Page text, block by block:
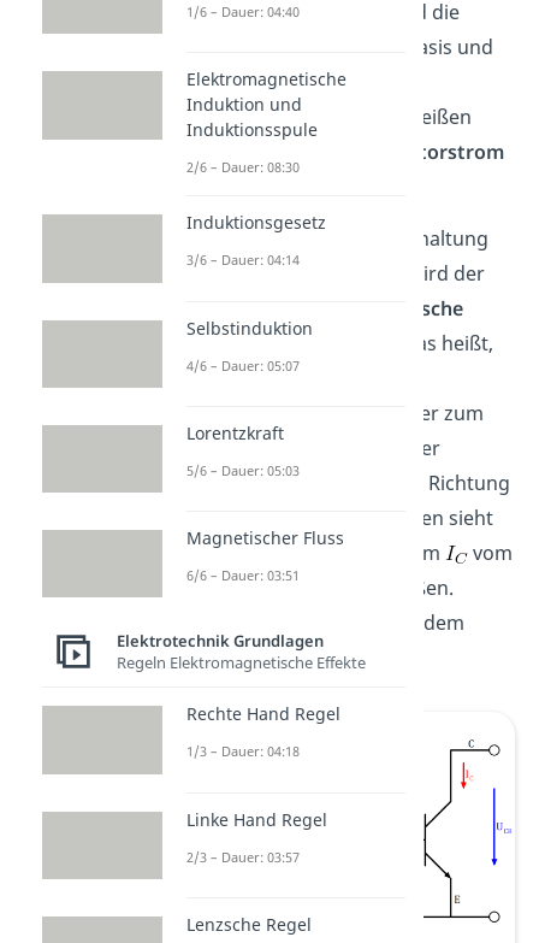
und Emitter heißt
und die
Spannung zwischen der Basis und
dem Emitter
. Die
entsprechenden Ströme heißen
Kollektorstrom
Wenn du eine Schaltung
vor dir liegen hast, dann wird der
technische
Stromrichtung
gezeigt. Das heißt,
während zum Beispiel die
) vom Emitter zum
Kollektor fließen, wird in der
Schaltung die umgekehrte Richtung
dargestellt. Im Schaltzeichen sieht
du dann den Kollektorstrom
vom
Kollektor zum Emitter fließen.
Ähnlich verhält es sich mit dem
Basisstrom.
1/6 – Dauer: 04:40
Elektromagnetische
Induktion und
Induktionsspule
2/6 – Dauer: 08:30
Induktionsgesetz
3/6 – Dauer: 04:14
Selbstinduktion
4/6 – Dauer: 05:07
Lorentzkraft
5/6 – Dauer: 05:03
Magnetischer Fluss
6/6 – Dauer: 03:51
Elektrotechnik Grundlagen
Regeln Elektromagnetische Effekte
Rechte Hand Regel
1/3 – Dauer: 04:18
Linke Hand Regel
2/3 – Dauer: 03:57
Lenzsche Regel